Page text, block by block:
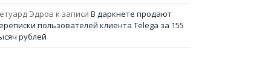
Эдров к записи В даркнете продают
пользователей клиента Telega за 155
рублей